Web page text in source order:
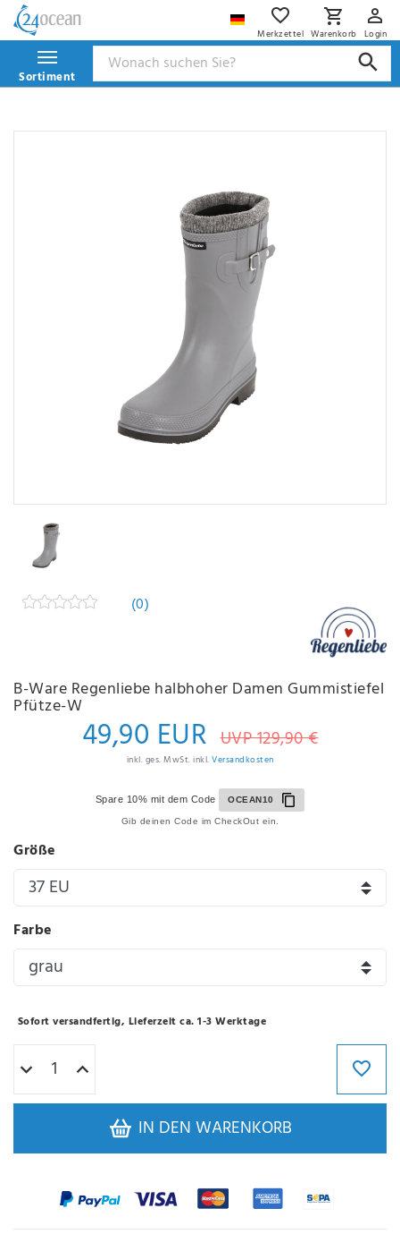
Merkzettel Warenkorb Login
Sortiment
(0)
B-Ware Regenliebe halbhoher Damen Gummistiefel
Pfütze-W
49,90 EUR UVP 129,90 €
inkl. ges. MwSt. inkl. Versandkosten
Spare 10% mit dem Code OCEAN10
Gib deinen Code im CheckOut ein.
Größe
Farbe
Sofort versandfertig, Lieferzeit ca. 1-3 Werktage
IN DEN WARENKORB